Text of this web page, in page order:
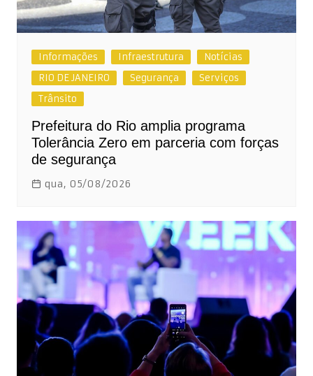
Informações Infraestrutura
Notícias
RIO DE JANEIRO
Segurança
Serviços
Trânsito
Prefeitura do Rio amplia programa
Tolerância Zero em parceria com forças
de segurança
qua, 05/08/2026